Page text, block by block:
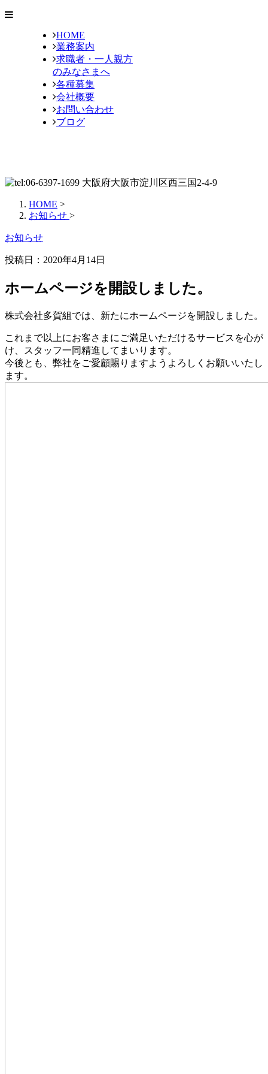
HOME
業務案内
求職者・一人親方
のみなさまへ
各種募集
会社概要
お問い合わせ
ブログ
HOME >
お知らせ >
お知らせ
投稿日：2020年4月14日
ホームページを開設しました。
株式会社多賀組では、新たにホームページを開設しました。
これまで以上にお客さまにご満足いただけるサービスを心が
け、スタッフ一同精進してまいります。
今後とも、弊社をご愛顧賜りますようよろしくお願いいたし
ます。